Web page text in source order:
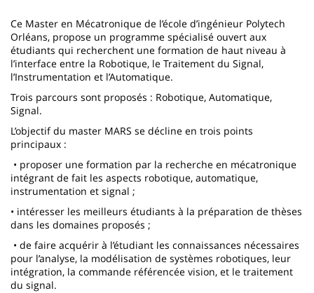
content
Contenu
de
la
page
principale
Ce Master en Mécatronique de l’école d’ingénieur Polytech
Orléans, propose un programme spécialisé ouvert aux
étudiants qui recherchent une formation de haut niveau à
l’interface entre la Robotique, le Traitement du Signal,
l’Instrumentation et l’Automatique.
Trois parcours sont proposés : Robotique, Automatique,
Signal.
L’objectif du master MARS se décline en trois points
principaux :
• proposer une formation par la recherche en mécatronique
intégrant de fait les aspects robotique, automatique,
instrumentation et signal ;
• intéresser les meilleurs étudiants à la préparation de thèses
dans les domaines proposés ;
• de faire acquérir à l’étudiant les connaissances nécessaires
pour l’analyse, la modélisation de systèmes robotiques, leur
intégration, la commande référencée vision, et le traitement
du signal.